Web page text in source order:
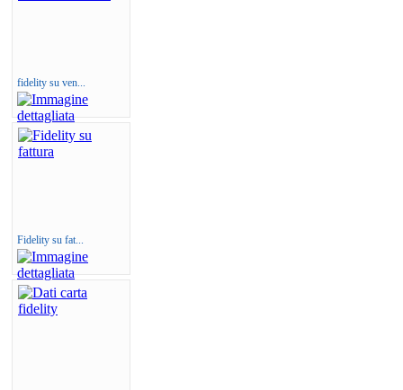
fidelity su ven...
Fidelity su fat...